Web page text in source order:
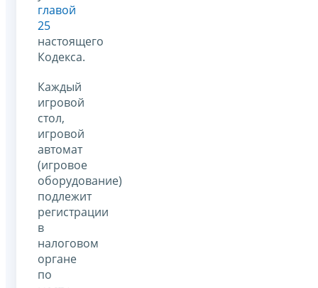
главой
25
настоящего
Кодекса.
Каждый
игровой
стол,
игровой
автомат
(игровое
оборудование)
подлежит
регистрации
в
налоговом
органе
по